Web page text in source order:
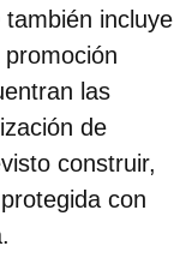
incluye
las
de
construir,
con